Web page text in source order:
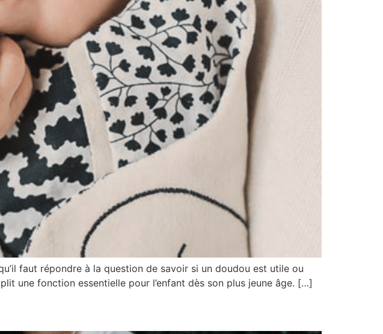
faut répondre à la question de savoir si un doudou est utile ou
une fonction essentielle pour l’enfant dès son plus jeune âge. […]